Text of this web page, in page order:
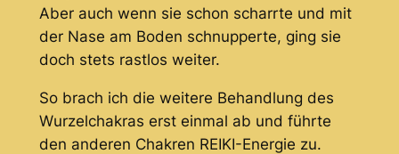
Aber auch wenn sie schon scharrte und mit
der Nase am Boden schnupperte, ging sie
doch stets rastlos weiter.
So brach ich die weitere Behandlung des
Wurzelchakras erst einmal ab und führte
den anderen Chakren REIKI-Energie zu.